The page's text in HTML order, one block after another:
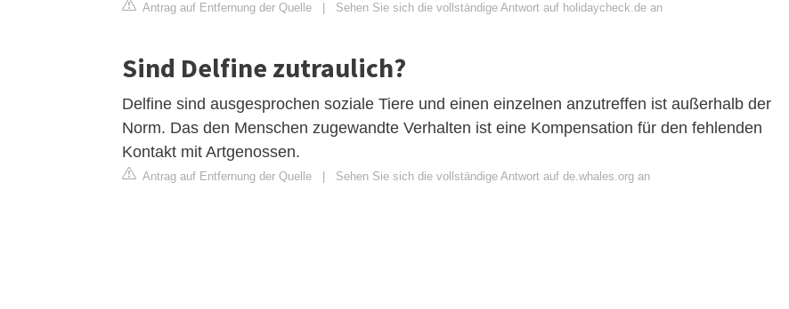
Antrag auf Entfernung der Quelle Sehen Sie sich die vollständige Antwort auf holidaycheck.de an
Sind Delfine zutraulich?
Delfine sind ausgesprochen soziale Tiere und einen einzelnen anzutreffen ist außerhalb der
Norm. Das den Menschen zugewandte Verhalten ist eine Kompensation für den fehlenden
Kontakt mit Artgenossen.
Antrag auf Entfernung der Quelle Sehen Sie sich die vollständige Antwort auf de.whales.org an